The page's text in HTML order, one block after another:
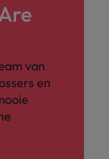
van
en